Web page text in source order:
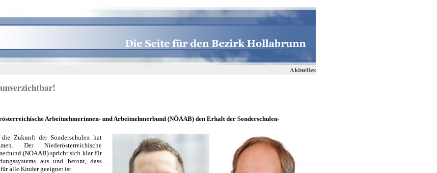
Aktuelles
Arbeitnehmerinnen- und Arbeitnehmerbund (NÖAAB) den Erhalt der Sonderschulen-
Zukunft der Sonderschulen hat
Der Niederösterreichische
(NÖAAB) spricht sich klar für
aus und betont, dass
alle Kinder geeignet ist.